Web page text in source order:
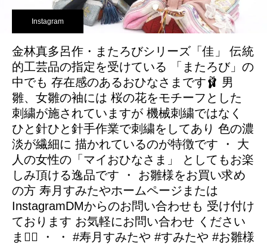
Instagram
金林真多呂作・またろびシリーズ「佳」 伝統
的工芸品の指定を受けている 「またろび」の
中でも 存在感のあるおひなさまです🩰 男
雛、女雛の袖には 桜の花をモチーフとした
刺繍が施されていますが 機械刺繍ではなく
ひと針ひと針手作業で刺繍をしてあり 色の濃
淡が繊細に 描かれているのが特徴です ・ 大
人の女性の「マイおひなさま」 としてもお楽
しみ頂ける逸品です ・ お雛様をお買い求め
の方 寿月すみたやホームページまたは
InstagramDMからのお問い合わせも 受け付け
ております お気軽にお問い合わせ ください
ませ🏻 ・ ・ #寿月すみたや #すみたや #お雛様